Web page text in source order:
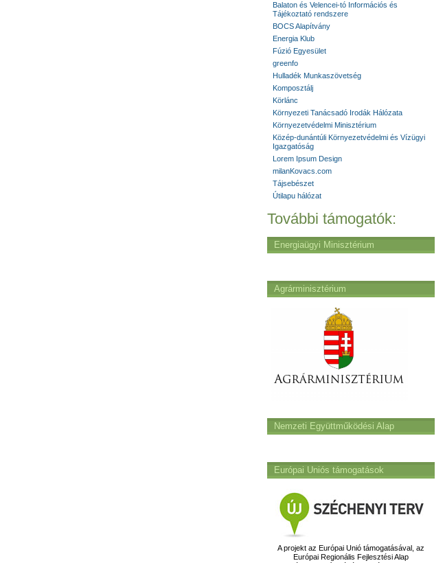
Balaton és Velencei-tó Információs és
Tájékoztató rendszere
BOCS Alapítvány
Energia Klub
Fúzió Egyesület
greenfo
Hulladék Munkaszövetség
Komposztálj
Körlánc
Környezeti Tanácsadó Irodák Hálózata
Környezetvédelmi Minisztérium
Közép-dunántúli Környezetvédelmi és Vízügyi
Igazgatóság
Lorem Ipsum Design
milanKovacs.com
Tájsebészet
Útilapu hálózat
További támogatók:
Energiaügyi Minisztérium
Agrárminisztérium
Nemzeti Együttműködési Alap
Európai Uniós támogatások
A projekt az Európai Unió támogatásával, az
Európai Regionális Fejlesztési Alap